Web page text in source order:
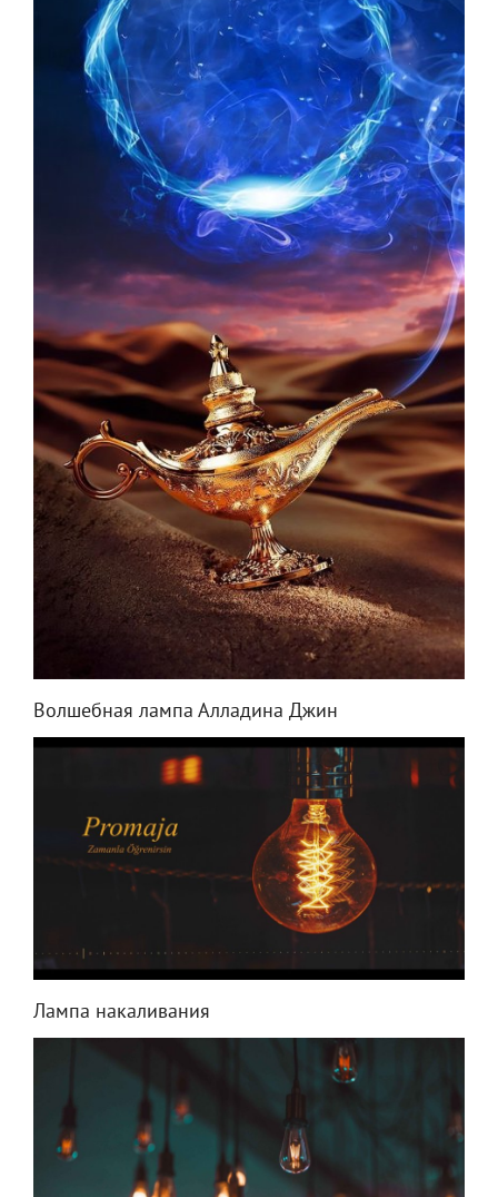
Волшебная лампа Алладина Джин
Лампа накаливания